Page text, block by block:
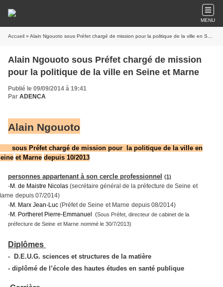
MENU
Accueil » Alain Ngouoto sous Préfet chargé de mission pour la politique de la ville en Seine et Marne
Alain Ngouoto sous Préfet chargé de mission
pour la politique de la ville en Seine et Marne
Publié le 09/09/2014 à 19:41
Par ADENCA
Alain Ngouoto
sous Préfet chargé de mission pour la politique de la ville en
ne et Marne depuis 10/2013
personnes appartenant à son cercle professionne (1)
M. de Maistre Nicolas (secrétaire général de la préfecture de Seine et
ne depuis 07/2014)
M. Marx Jean-Luc (Préfet de Seine et Marne depuis 08/2014)
-M. Portheret Pierre-Emmanuel (Sous Préfet, directeur de cabinet de la
préfecture de Seine et Marne nommé le 30/7/2013)
Diplômes
-
D.E.U.G. sciences et structures de la matière
- diplômé de l’école des hautes études en santé publique